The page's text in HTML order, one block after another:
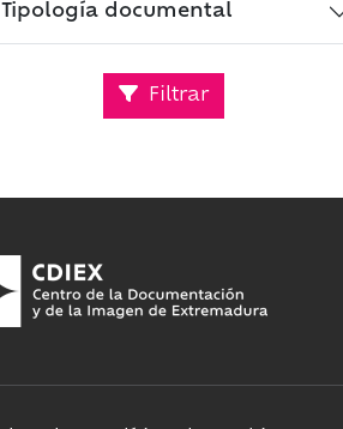
Tipología documental
Filtrar